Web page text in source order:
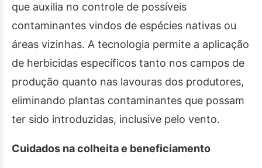
que auxilia no controle de possíveis
contaminantes vindos de espécies nativas ou
áreas vizinhas. A tecnologia permite a aplicação
de herbicidas específicos tanto nos campos de
produção quanto nas lavouras dos produtores,
eliminando plantas contaminantes que possam
ter sido introduzidas, inclusive pelo vento.
Cuidados na colheita e beneficiamento